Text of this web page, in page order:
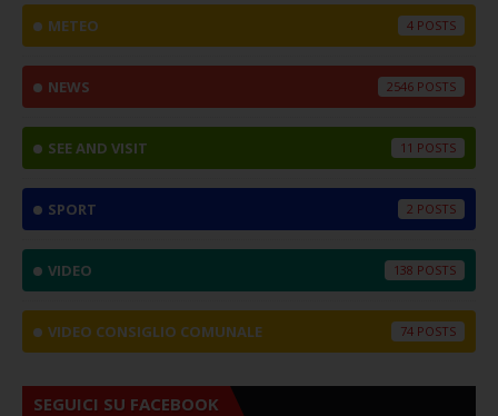
METEO 4
NEWS 2546
SEE AND VISIT 11
SPORT 2
VIDEO 138
VIDEO CONSIGLIO COMUNALE 74
SEGUICI SU FACEBOOK